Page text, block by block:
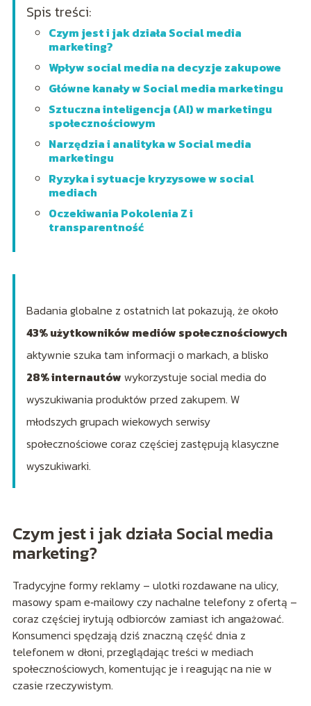
Spis treści:
Czym jest i jak działa Social media
marketing?
Wpływ social media na decyzje zakupowe
Główne kanały w Social media marketingu
Sztuczna inteligencja (AI) w marketingu
społecznościowym
Narzędzia i analityka w Social media
marketingu
Ryzyka i sytuacje kryzysowe w social
mediach
Oczekiwania Pokolenia Z i
transparentność
Badania globalne z ostatnich lat pokazują, że około
43% użytkowników mediów społecznościowych
aktywnie szuka tam informacji o markach, a blisko
28% internautów wykorzystuje social media do
wyszukiwania produktów przed zakupem. W
młodszych grupach wiekowych serwisy
społecznościowe coraz częściej zastępują klasyczne
wyszukiwarki.
Czym jest i jak działa Social media
marketing?
Tradycyjne formy reklamy – ulotki rozdawane na ulicy,
masowy spam e‑mailowy czy nachalne telefony z ofertą –
coraz częściej irytują odbiorców zamiast ich angażować.
Konsumenci spędzają dziś znaczną część dnia z
telefonem w dłoni, przeglądając treści w mediach
społecznościowych, komentując je i reagując na nie w
czasie rzeczywistym.